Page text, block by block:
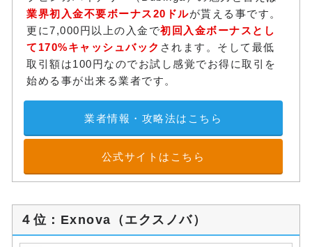
業界初入金不要ボーナス20ドルが貰える事です。
更に7,000円以上の入金で初回入金ボーナスとし
て170%キャッシュバック されます。そして最低
取引額は100円なのでお試し感覚でお得に取引を
始める事が出来る業者です。
業者情報・攻略法はこちら
公式サイトはこちら
４位：Exnova（エクスノバ）